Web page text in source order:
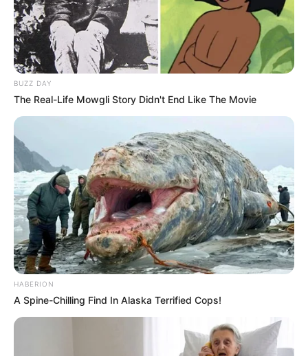
1. Semenjak bercerai, ia pun menata hidupnya kembali
BUZZ DAY
The Real-Life Mowgli Story Didn't End Like The Movie
HABERION
A Spine-Chilling Find In Alaska Terrified Cops!